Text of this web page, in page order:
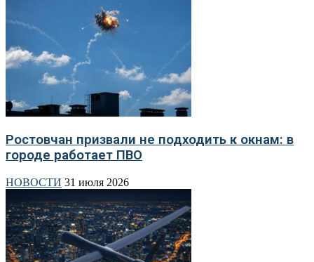
Ростовчан призвали не подходить к окнам: в
городе работает ПВО
НОВОСТИ 31 июля 2026